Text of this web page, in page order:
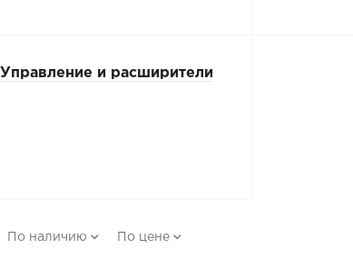
Управление и расширители
По наличию По цене